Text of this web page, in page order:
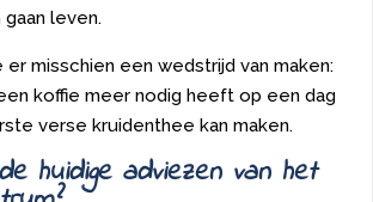
leven.
er misschien een wedstrijd van maken:
koffie meer nodig heeft op een dag
verse kruidenthee kan maken.
huidige adviezen van het